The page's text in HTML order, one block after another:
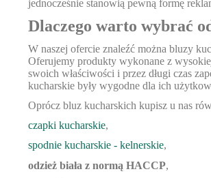
jednocześnie stanowią pewną formę
Dlaczego warto wybrać
W naszej ofercie znaleźć można bluzy
Oferujemy produkty wykonane z
swoich właściwości i przez długi czas
kucharskie były wygodne dla ich
Oprócz bluz kucharskich kupisz u nas
czapki kucharskie,
spodnie kucharskie - kelnerskie,
odzież biała z normą HACCP,